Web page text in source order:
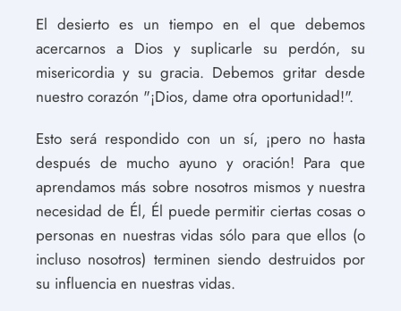
El desierto es un tiempo en el que debemos
acercarnos a Dios y suplicarle su perdón, su
misericordia y su gracia. Debemos gritar desde
nuestro corazón "¡Dios, dame otra oportunidad!".
Esto será respondido con un sí, ¡pero no hasta
después de mucho ayuno y oración! Para que
aprendamos más sobre nosotros mismos y nuestra
necesidad de Él, Él puede permitir ciertas cosas o
personas en nuestras vidas sólo para que ellos (o
incluso nosotros) terminen siendo destruidos por
su influencia en nuestras vidas.